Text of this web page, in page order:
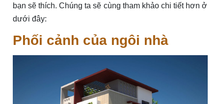
bạn sẽ thích. Chúng ta sẽ cùng tham khảo chi tiết hơn ở
dưới đây:
Phối cảnh của ngôi nhà